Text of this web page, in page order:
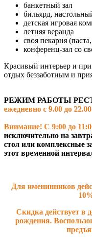
банкетный зал
бильярд,
детская игровая
летняя веранда
своя пекарня
конференц-зал со
Красивый интерьер и
отдых беззаботным и
РЕЖИМ РАБОТЫ
ежедневно с 9.00 до
Внимание! С 9:00 до
исключительно на
стол или комплексные
этот временной
Для именинников
Скидка действует в
рождения.